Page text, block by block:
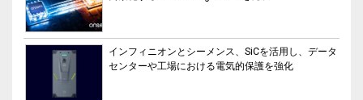
インフィニオンとシーメンス、SiCを活用し、データ
センターや工場における電気的保護を強化